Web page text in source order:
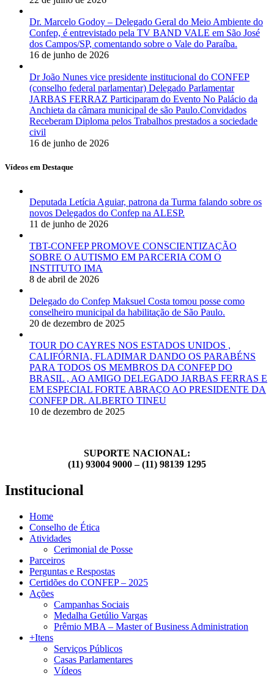
Dr. Marcelo Godoy – Delegado Geral do Meio Ambiente do
Confep, é entrevistado pela TV BAND VALE em São José
dos Campos/SP, comentando sobre o Vale do Paraíba.
16 de junho de 2026
Dr João Nunes vice presidente institucional do CONFEP
(conselho federal parlamentar) Delegado Parlamentar
JARBAS FERRAZ Participaram do Evento No Palácio da
Anchieta da câmara municipal de são Paulo.Convidados
Receberam Diploma pelos Trabalhos prestados a sociedade
civil
16 de junho de 2026
Vídeos em Destaque
Deputada Letícia Aguiar, patrona da Turma falando sobre os
novos Delegados do Confep na ALESP.
11 de junho de 2026
TBT-CONFEP PROMOVE CONSCIENTIZAÇÃO
SOBRE O AUTISMO EM PARCERIA COM O
INSTITUTO IMA
8 de abril de 2026
Delegado do Confep Maksuel Costa tomou posse como
conselheiro municipal da habilitação de São Paulo.
20 de dezembro de 2025
TOUR DO CAYRES NOS ESTADOS UNIDOS ,
CALIFÓRNIA, FLADIMAR DANDO OS PARABÉNS
PARA TODOS OS MEMBROS DA CONFEP DO
BRASIL , AO AMIGO DELEGADO JARBAS FERRAS E
EM ESPECIAL FORTE ABRAÇO AO PRESIDENTE DA
CONFEP DR. ALBERTO TINEU
10 de dezembro de 2025
SUPORTE NACIONAL:
(11) 93004 9000 – (11) 98139 1295
Institucional
Home
Conselho de Ética
Atividades
Cerimonial de Posse
Parceiros
Perguntas e Respostas
Certidões do CONFEP – 2025
Ações
Campanhas Sociais
Medalha Getúlio Vargas
Prêmio MBA – Master of Business Administration
+Itens
Serviços Públicos
Casas Parlamentares
Vídeos